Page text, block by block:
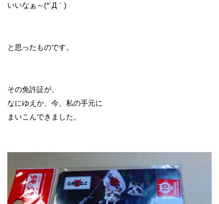
いいなぁ～(*´Д｀)
と思ったものです。
その免許証が、
なにゆえか、今、私の手元に
まいこんできました。